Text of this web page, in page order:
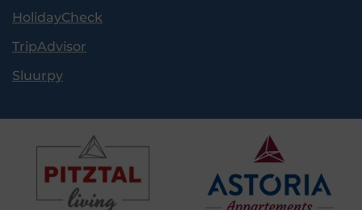
HolidayCheck
TripAdvisor
Sluurpy